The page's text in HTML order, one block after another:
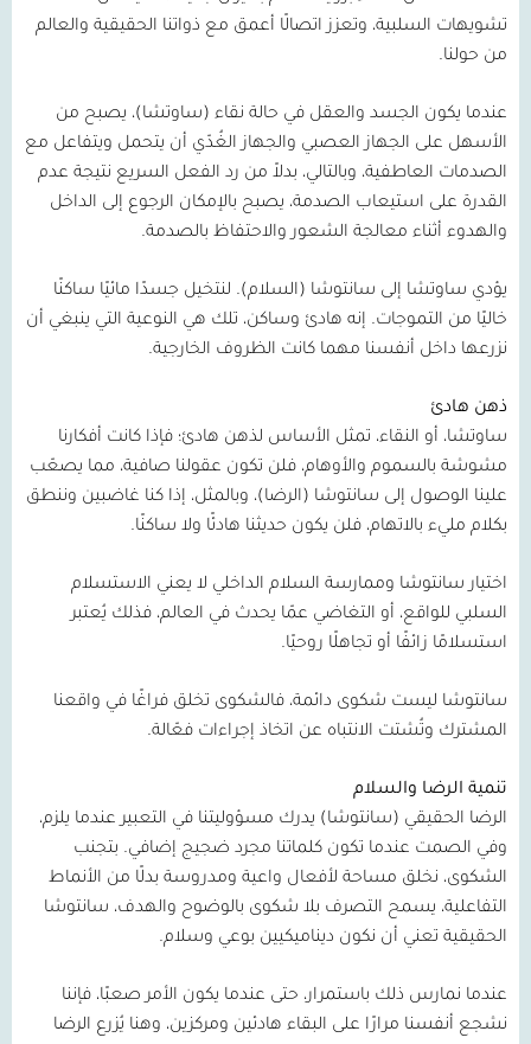
تشويهات السلبية، وتعزز اتصالًا أعمق مع ذواتنا الحقيقية والعالم
من حولنا.
عندما يكون الجسد والعقل في حالة نقاء (ساوتشا)، يصبح من
الأسهل على الجهاز العصبي والجهاز الغُدّي أن يتحمل ويتفاعل مع
الصدمات العاطفية، وبالتالي، بدلاً من رد الفعل السريع نتيجة عدم
القدرة على استيعاب الصدمة، يصبح بالإمكان الرجوع إلى الداخل
والهدوء أثناء معالجة الشعور والاحتفاظ بالصدمة.
يؤدي ساوتشا إلى سانتوشا (السلام). لنتخيل جسدًا مائيًا ساكنًا
خاليًا من التموجات. إنه هادئ وساكن، تلك هي النوعية التي ينبغي أن
نزرعها داخل أنفسنا مهما كانت الظروف الخارجية.
ذهن هادئ
ساوتشا، أو النقاء، تمثل الأساس لذهن هادئ؛ فإذا كانت أفكارنا
مشوشة بالسموم والأوهام، فلن تكون عقولنا صافية، مما يصعّب
علينا الوصول إلى سانتوشا (الرضا)، وبالمثل، إذا كنا غاضبين وننطق
بكلام مليء بالاتهام، فلن يكون حديثنا هادئًا ولا ساكنًا.
اختيار سانتوشا وممارسة السلام الداخلي لا يعني الاستسلام
السلبي للواقع، أو التغاضي عمّا يحدث في العالم، فذلك يُعتبر
استسلامًا زائفًا أو تجاهلًا روحيًا.
سانتوشا ليست شكوى دائمة، فالشكوى تخلق فراغًا في واقعنا
المشترك وتُشتت الانتباه عن اتخاذ إجراءات فعّالة.
تنمية الرضا والسلام
الرضا الحقيقي (سانتوشا) يدرك مسؤوليتنا في التعبير عندما يلزم،
وفي الصمت عندما تكون كلماتنا مجرد ضجيج إضافي. بتجنب
الشكوى، نخلق مساحة لأفعال واعية ومدروسة بدلًا من الأنماط
التفاعلية، يسمح التصرف بلا شكوى بالوضوح والهدف، سانتوشا
الحقيقية تعني أن نكون ديناميكيين بوعي وسلام.
عندما نمارس ذلك باستمرار، حتى عندما يكون الأمر صعبًا، فإننا
نشجع أنفسنا مرارًا على البقاء هادئين ومركزين، وهنا يُزرع الرضا